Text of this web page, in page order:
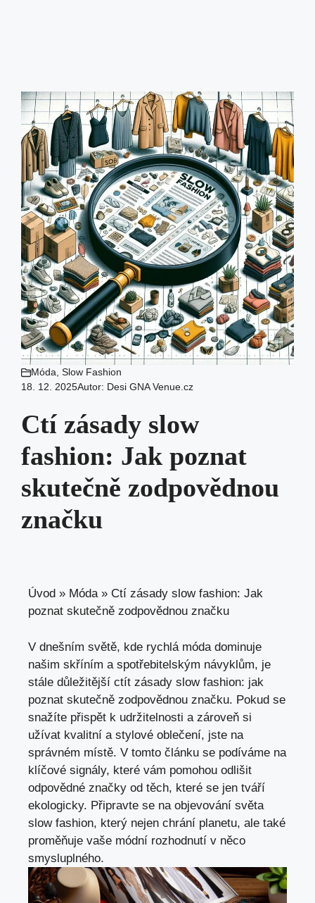
Móda Slow Fashion
18. 12. 2025Autor: Desi GNA Venue.cz
Ctí zásady slow
fashion: Jak poznat
skutečně zodpovědnou
značku
Úvod » Móda» Ctí zásady slow fashion: Jak
poznat skutečně zodpovědnou značku
V dnešním světě, kde rychlá móda dominuje
našim skříním a spotřebitelským návyklům, je
stále důležitější ctít zásady slow fashion: jak
poznat skutečně zodpovědnou značku. Pokud se
snažíte přispět k udržitelnosti a zároveň si
užívat kvalitní a stylové oblečení, jste na
správném místě. V tomto článku se podíváme na
klíčové signály, které vám pomohou odlišit
odpovědné značky od těch, které se jen tváří
ekologicky. Připravte se na objevování světa
slow fashion, který nejen chrání planetu, ale také
proměňuje vaše módní rozhodnutí v něco
smysluplného.